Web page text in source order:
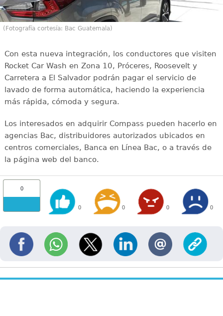
(Fotografía cortesía: Bac Guatemala)
Con esta nueva integración, los conductores que visiten
Rocket Car Wash en Zona 10, Próceres, Roosevelt y
Carretera a El Salvador podrán pagar el servicio de
lavado de forma automática, haciendo la experiencia
más rápida, cómoda y segura.
Los interesados en adquirir Compass pueden hacerlo en
agencias Bac, distribuidores autorizados ubicados en
centros comerciales, Banca en Línea Bac, o a través de
la página web del banco.
0
0 0 0 0